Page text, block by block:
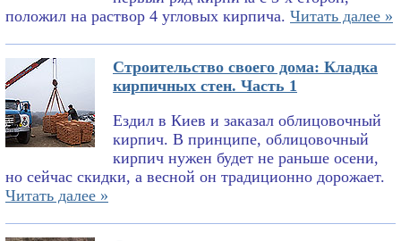
положил на раствор 4 угловых кирпича. Читать далее »
Строительство своего дома: Кладка
кирпичных стен. Часть 1
Ездил в Киев и заказал облицовочный
кирпич. В принципе, облицовочный
кирпич нужен будет не раньше осени,
но сейчас скидки, а весной он традиционно дорожает.
Читать далее »